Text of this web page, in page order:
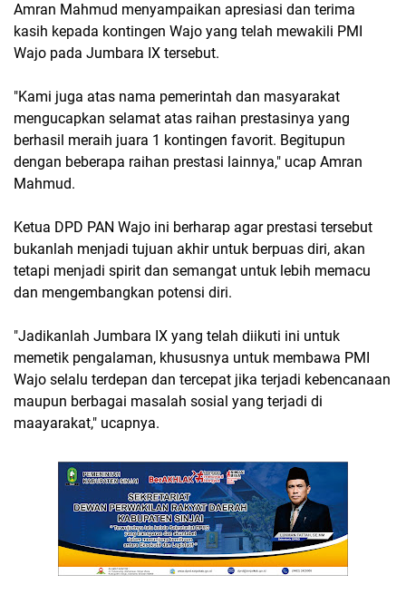
Amran Mahmud menyampaikan apresiasi dan terima
kasih kepada kontingen Wajo yang telah mewakili PMI
Wajo pada Jumbara IX tersebut.
"Kami juga atas nama pemerintah dan masyarakat
mengucapkan selamat atas raihan prestasinya yang
berhasil meraih juara 1 kontingen favorit. Begitupun
dengan beberapa raihan prestasi lainnya," ucap Amran
Mahmud.
Ketua DPD PAN Wajo ini berharap agar prestasi tersebut
bukanlah menjadi tujuan akhir untuk berpuas diri, akan
tetapi menjadi spirit dan semangat untuk lebih memacu
dan mengembangkan potensi diri.
"Jadikanlah Jumbara IX yang telah diikuti ini untuk
memetik pengalaman, khususnya untuk membawa PMI
Wajo selalu terdepan dan tercepat jika terjadi kebencanaan
maupun berbagai masalah sosial yang terjadi di
maayarakat," ucapnya.